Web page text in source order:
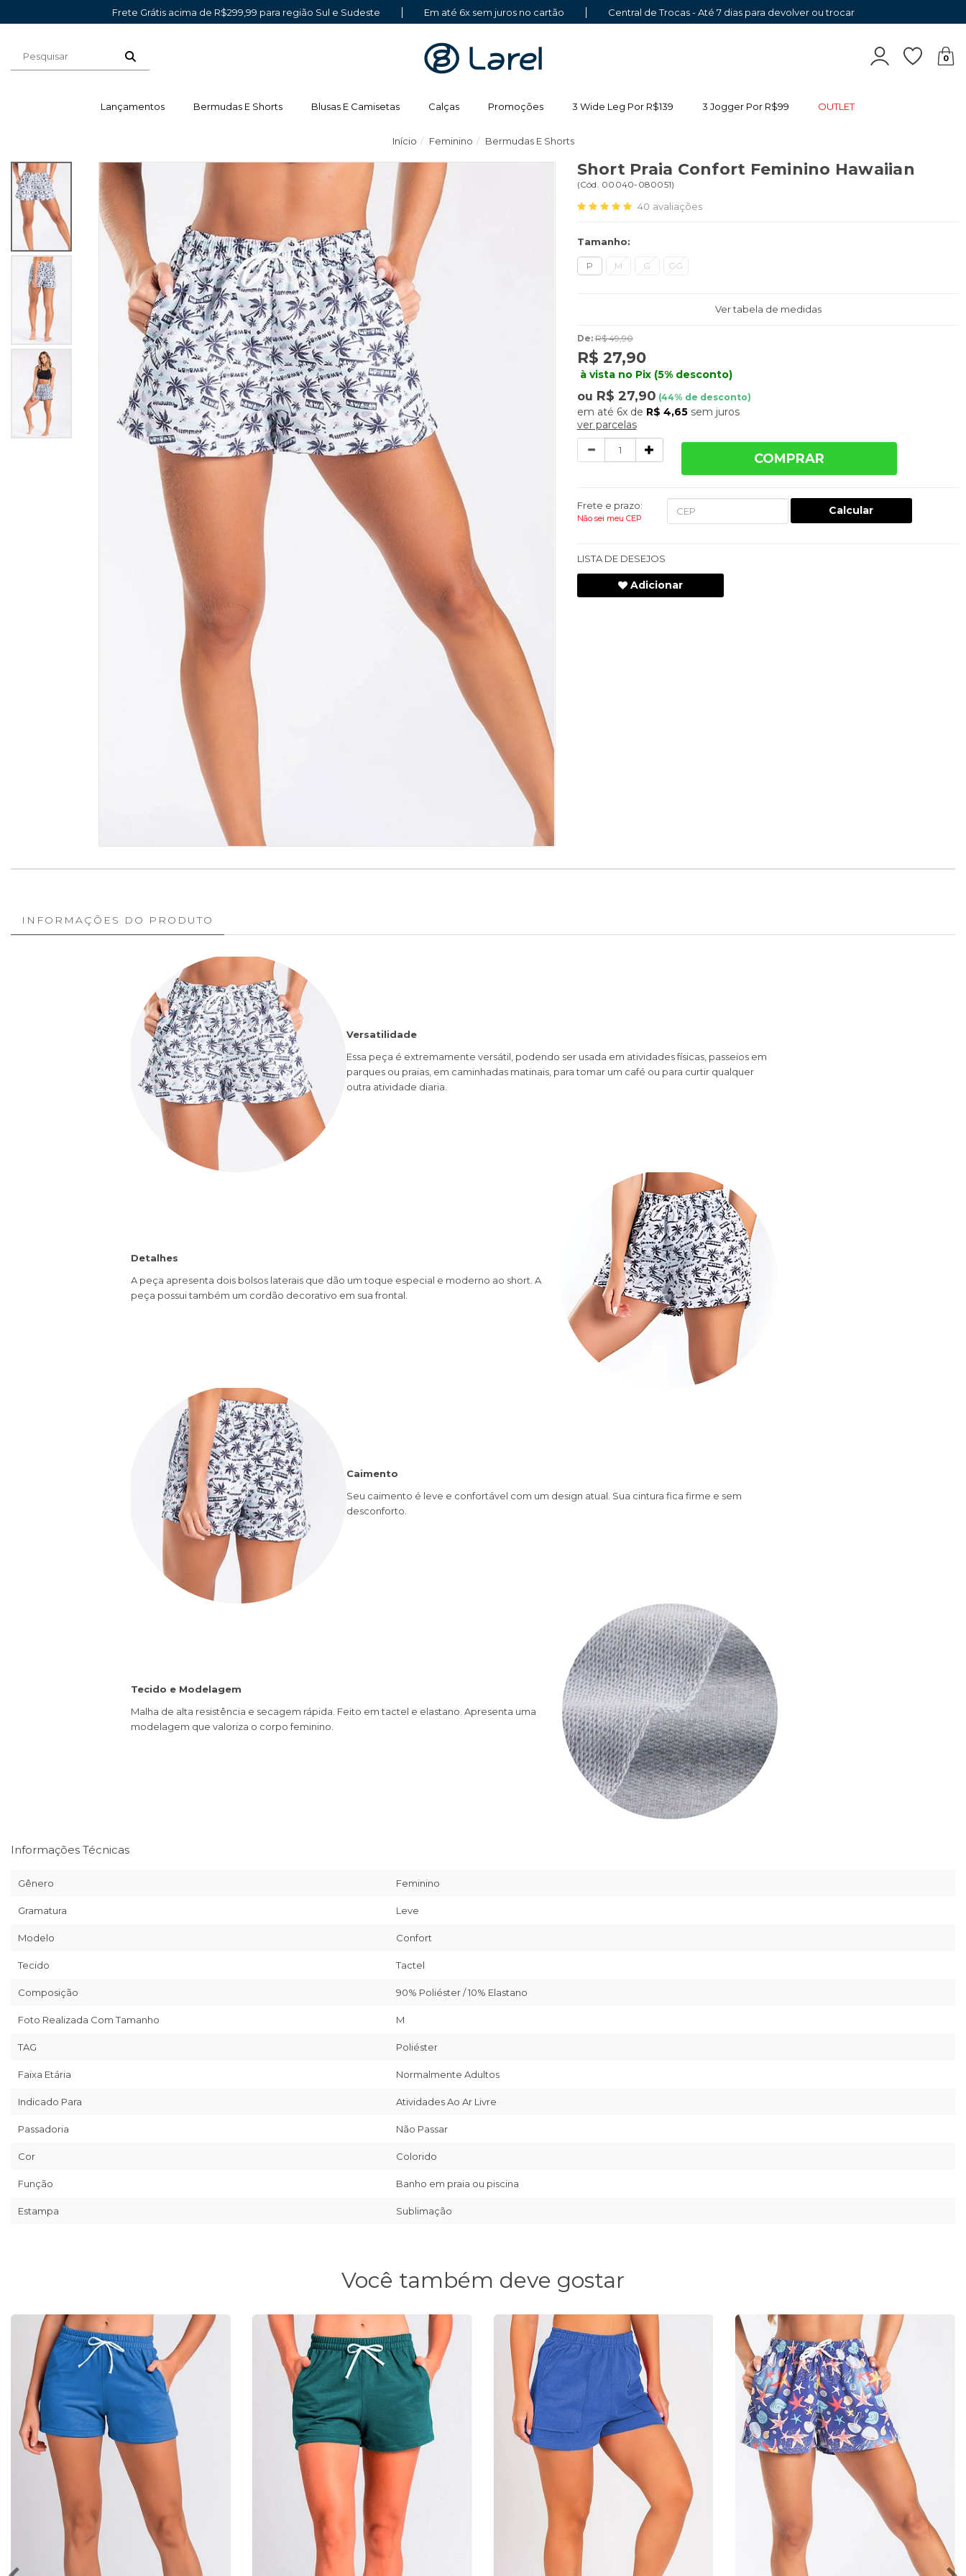
Frete Grátis acima de R$299,99 para região Sul e Sudeste Em até 6x sem juros no cartão Central de Trocas - Até 7 dias para devolver ou trocar
0
Lançamentos Bermudas E Shorts Blusas E Camisetas Calças Promoções 3 Wide Leg Por R$139 3 Jogger Por R$99 OUTLET
Início Feminino Bermudas E Shorts
Short Praia Confort Feminino Hawaiian
(Cód. 00040-080051)
40 avaliações
Tamanho:
P M G GG
Ver tabela de medidas
De:R$ 49,90
R$ 27,90
à vista no Pix (5% desconto)
ou R$ 27,90 (44% de desconto)
6xde R$ 4,65sem juros
ver parcelas
Quantidade
COMPRAR
Frete e prazo:
Não sei meu CEP
Calcular
LISTA DE DESEJOS
Adicionar
INFORMAÇÕES DO PRODUTO
Versatilidade
Essa peça é extremamente versátil, podendo ser usada em atividades físicas, passeios em
parques ou praias, em caminhadas matinais, para tomar um café ou para curtir qualquer
outra atividade diaria.
Detalhes
A peça apresenta dois bolsos laterais que dão um toque especial e moderno ao short. A
peça possui também um cordão decorativo em sua frontal.
Caimento
Seu caimento é leve e confortável com um design atual. Sua cintura fica firme e sem
desconforto.
Tecido e Modelagem
Malha de alta resistência e secagem rápida. Feito em tactel e elastano. Apresenta uma
modelagem que valoriza o corpo feminino.
Informações Técnicas
Gênero Feminino
Gramatura Leve
Modelo Confort
Tecido Tactel
Composição 90% Poliéster / 10% Elastano
Foto Realizada Com Tamanho M
TAG Poliéster
Faixa Etária Normalmente Adultos
Indicado Para Atividades Ao Ar Livre
Passadoria Não Passar
Cor Colorido
Função Banho em praia ou piscina
Estampa Sublimação
Você também deve gostar